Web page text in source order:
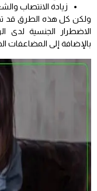
زيادة الانتصاب
ولكن كل هذه الطرق قد
الاضطرار الجنسية لدى
بالإضافة إلى المضاعفات